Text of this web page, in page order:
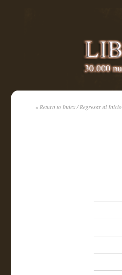
« Return to Index / Regresar al Inicio